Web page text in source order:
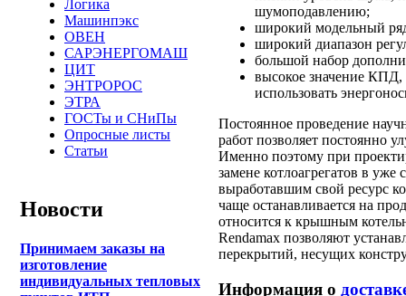
Логика
Машинпэкс
ОВЕН
САРЭНЕРГОМАШ
ЦИТ
ЭНТРОРОС
ЭТРА
ГОСТы и СНиПы
Опросные листы
Статьи
Новости
Принимаем заказы на
изготовление
индивидуальных тепловых
шумоподавлению;
широкий модельный
широкий диапазон
большой набор
высокое значение
использовать
Постоянное проведение
работ позволяет постоянно
Именно поэтому при
замене котлоагрегатов в
выработавшим свой ресурс
чаще останавливается на
относится к крышным
Rendamax позволяют
перекрытий, несущих
Информация о